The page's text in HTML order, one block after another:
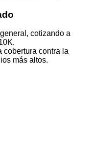
cotizando a
cobertura contra la
más altos.